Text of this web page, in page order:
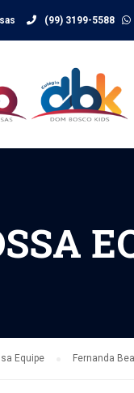
(99) 3199-5588
Equipe Fernanda